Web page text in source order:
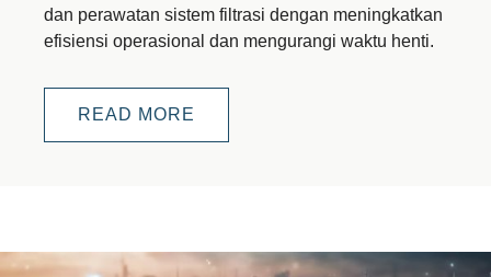
dan perawatan sistem filtrasi dengan meningkatkan
efisiensi operasional dan mengurangi waktu henti.
READ MORE